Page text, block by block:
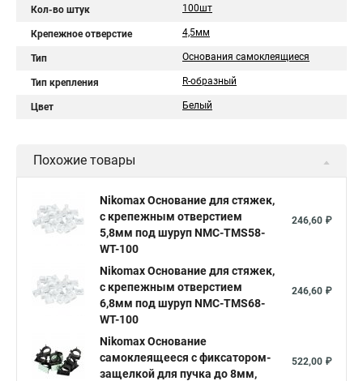
Кол-во штук 100шт
Крепежное отверстие 4,5мм
Тип Основания самоклеящиеся
Тип крепления R-образный
Цвет Белый
Похожие товары
Nikomax Основание для стяжек,
с крепежным отверстием
5,8мм под шуруп NMC-TMS58-
WT-100
246,60 ₽
Nikomax Основание для стяжек,
с крепежным отверстием
6,8мм под шуруп NMC-TMS68-
WT-100
246,60 ₽
Nikomax Основание
самоклеящееся с фиксатором-
защелкой для пучка до 8мм,
522,00 ₽